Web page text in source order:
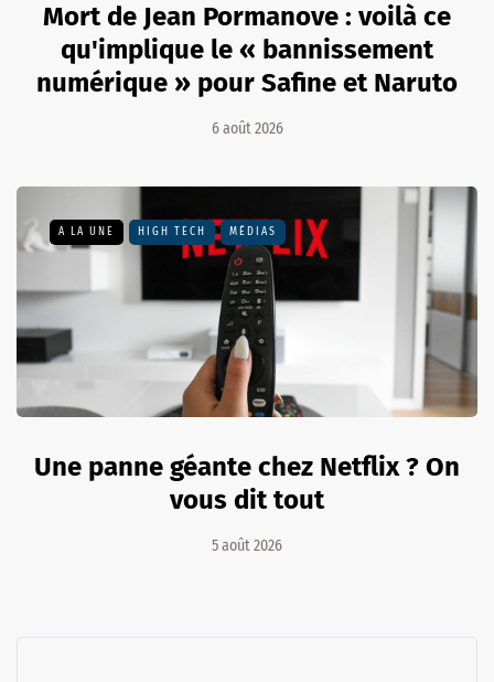
Mort de Jean Pormanove : voilà ce
qu'implique le « bannissement
numérique » pour Safine et Naruto
6 août 2026
A LA UNE HIGH TECH MÉDIAS
Une panne géante chez Netflix ? On
vous dit tout
5 août 2026